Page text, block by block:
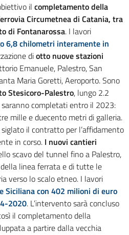
il completamento della
Circumetnea di Catania, tra
di Fontanarossa. I lavori
6,8 chilometri interamente in
diotto nuove stazioni
Emanuele, Palestro, San
Maria Goretti, Aeroporto. Sono
Stesicoro-Palestro, lungo 2.2
completati entro il 2023:
mille e duecento metri di galleria.
il contratto per l’affidamento
in corso. I nuovi cantieri
scavo del tunnel fino a Palestro,
linea ferrata e di tutte le
verso lo scalo etneo. I lavori
Siciliana con 402 milioni di euro
2020. L’intervento sarà concluso
il completamento della
a partire dalla vecchia